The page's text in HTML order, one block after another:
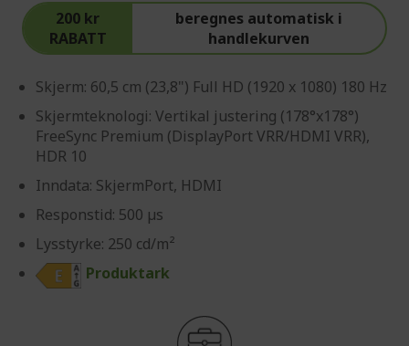
200 kr
RABATT
beregnes automatisk i
handlekurven
Skjerm: 60,5 cm (23,8") Full HD (1920 x 1080) 180 Hz
Skjermteknologi: Vertikal justering (178°x178°)
FreeSync Premium (DisplayPort VRR/HDMI VRR),
HDR 10
Inndata: SkjermPort, HDMI
Responstid: 500 µs
Lysstyrke: 250 cd/m²
Produktark